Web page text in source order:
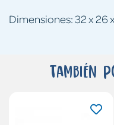
Dimensiones: 32 x 26
También